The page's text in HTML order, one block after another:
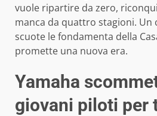
vuole ripartire da zero,
manca da quattro stagioni. Un
scuote le fondamenta della
promette una nuova era.
Yamaha
giovani piloti per